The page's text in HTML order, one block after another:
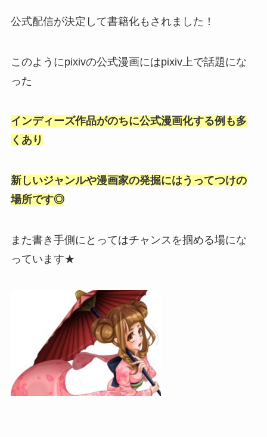
公式配信が決定して書籍化もされました！
このようにpixivの公式漫画にはpixiv上で話題にな
った
インディーズ作品がのちに公式漫画化する例も多
くあり
新しいジャンルや漫画家の発掘にはうってつけの
場所です◎
また書き手側にとってはチャンスを掴める場にな
っています★